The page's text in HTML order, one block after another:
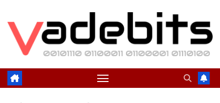
content